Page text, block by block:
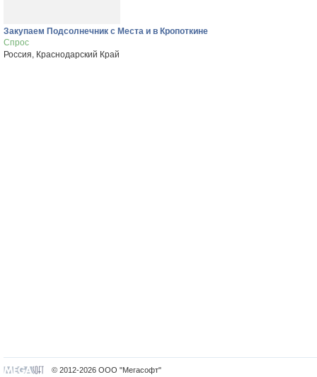
Закупаем Подсолнечник с Места и в Кропоткине
Спрос
Россия, Краснодарский Край
© 2012-2026 ООО "Мегасофт"